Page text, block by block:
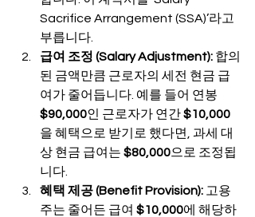
Sacrifice Arrangement (SSA)’라고
부릅니다.
급여 조정 (Salary Adjustment): 합의
된 금액만큼 근로자의 세전 현금 급
여가 줄어듭니다. 예를 들어 연봉
$90,000인 근로자가 연간 $10,000
을 혜택으로 받기로 했다면, 과세 대
상 현금 급여는 $80,000으로 조정됩
니다.
혜택 제공 (Benefit Provision): 고용
주는 줄어든 급여 $10,000에 해당하